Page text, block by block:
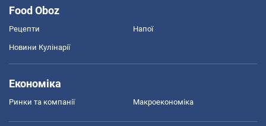
Food Oboz
Рецепти Напої
Новини Кулінарії
Економіка
Ринки та компанії Макроекономіка